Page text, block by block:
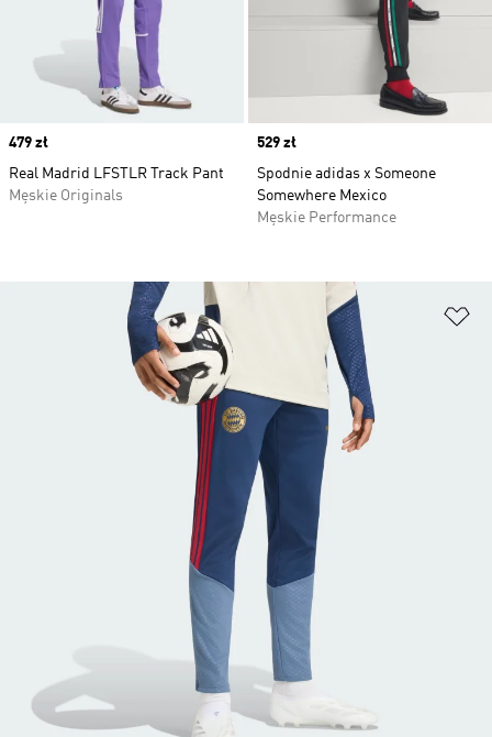
Price
479 zł
Real Madrid LFSTLR Track Pant
Męskie Originals
Price
529 zł
Spodnie adidas x Someone
Somewhere Mexico
Męskie Performance